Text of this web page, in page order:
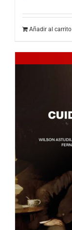
Añadir al carrito